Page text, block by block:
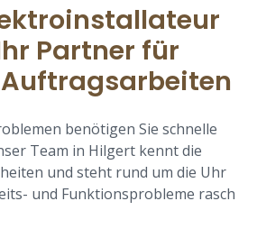
Partner für
benötigen Sie schnelle
Team in Hilgert kennt die
und steht rund um die Uhr
und Funktionsprobleme rasch